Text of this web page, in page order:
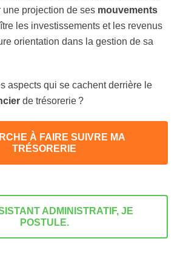
projection de ses mouvements
les investissements et les revenus
orientation dans la gestion de sa
aspects qui se cachent derrière le
de trésorerie ?
À FAIRE SUIVRE MA
TRÉSORERIE
ADMINISTRATIF, JE
POSTULE.